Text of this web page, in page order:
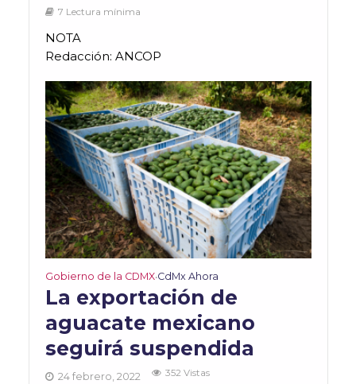
7 Lectura mínima
NOTA
Redacción: ANCOP
Gobierno de la CDMX•CdMx Ahora
La exportación de
aguacate mexicano
seguirá suspendida
24 febrero, 2022
352 Vistas